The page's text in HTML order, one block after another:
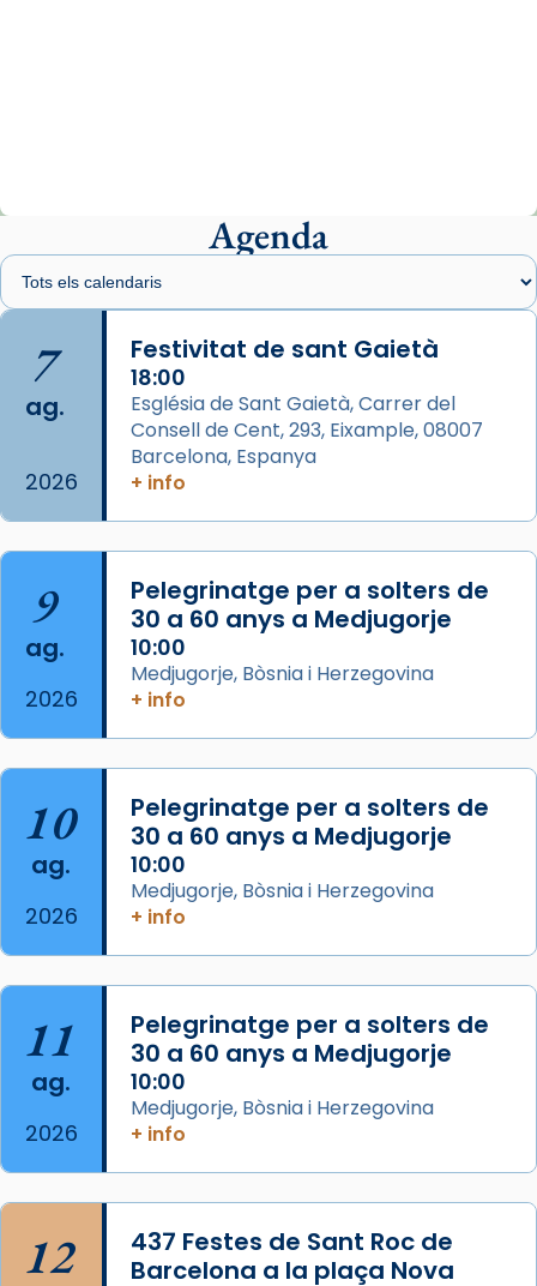
presidit aquest 27 de juliol la missa de Les
Santes de Mataró.
🔗
📸 J. Merino
Photo
View on Facebook · Share
Arquebisbat de Barcelona
2 weeks ago
missa d’acció de gràcies en agraïment al
comitè organitzador de la visita apostòlica
del Sant Pare Lleó XIV a Barcelona, i als
col·laboradors, a la Catedral de Barcelona.
Mons. David Abadías.
📸 Dr. G. Simón
Photo
2 weeks ago
Memòria de les santes Juliana i
Semproniana, verges i màrtirs.
Acompanyant la història de sant Cugat, a
partir de l’Edat Mitjana sorgeix la tradició
que les santes Juliana (“relatiu a Júlia”) i
Semproniana (“relatiu a Semprònia =
eterna”) són deixebles seves. I l’any 1667, el
Agenda
7
ag.
2026
Festivitat de sant Gaietà
18:00
Església de Sant Gaietà, Carrer del
Consell de Cent, 293, Eixample, 08007
Barcelona, Espanya
+ info
9
ag.
2026
Pelegrinatge per a solters de
30 a 60 anys a Medjugorje
10:00
Medjugorje, Bòsnia i Herzegovina
+ info
10
ag.
2026
Pelegrinatge per a solters de
30 a 60 anys a Medjugorje
10:00
Medjugorje, Bòsnia i Herzegovina
+ info
11
ag.
2026
Pelegrinatge per a solters de
30 a 60 anys a Medjugorje
10:00
Medjugorje, Bòsnia i Herzegovina
+ info
12
437 Festes de Sant Roc de
Barcelona a la plaça Nova